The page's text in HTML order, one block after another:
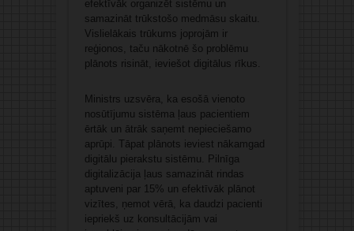
efektīvāk organizēt sistēmu un
samazināt trūkstošo medmāsu skaitu.
Vislielākais trūkums joprojām ir
reģionos, taču nākotnē šo problēmu
plānots risināt, ieviešot digitālus rīkus.
Ministrs uzsvēra, ka esošā vienoto
nosūtījumu sistēma ļaus pacientiem
ērtāk un ātrāk saņemt nepieciešamo
aprūpi. Tāpat plānots ieviest nākamgad
digitālu pierakstu sistēmu. Pilnīga
digitalizācija ļaus samazināt rindas
aptuveni par 15% un efektīvāk plānot
vizītes, ņemot vērā, ka daudzi pacienti
iepriekš uz konsultācijām vai